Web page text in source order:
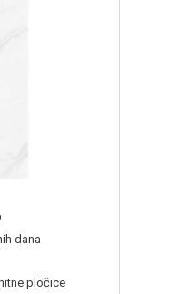
dana
pločice